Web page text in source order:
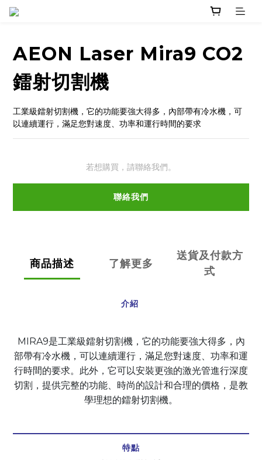
AEON Laser Mira9 CO2
鐳射切割機
工業級鐳射切割機，它的功能要強大得多，內部帶有冷水機，可
以連續運行，滿足您對速度、功率和運行時間的要求
若想購買，請聯絡我們。
聯絡我們
商品描述 了解更多
送貨及付款方
式
介紹
MIRA9是工業級鐳射切割機，它的功能要強大得多，內
部帶有冷水機，可以連續運行，滿足您對速度、功率和運
行時間的要求。此外，它可以安裝更強的激光管進行深度
切割， 提供完整的功能、時尚的設計和合理的價格，是教
學理想的鐳射切割機。
特點